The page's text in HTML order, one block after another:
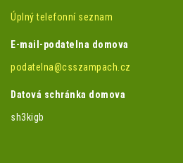
Úplný telefonní seznam
E-mail-podatelna domova
podatelna@csszampach.cz
Datová schránka domova
sh3kigb